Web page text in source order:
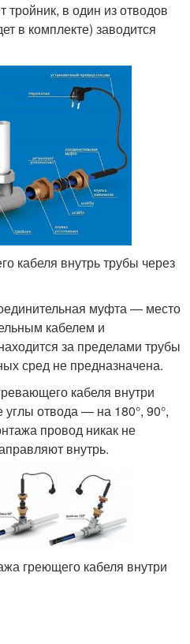
тройник, в один из отводов
в комплекте) заводится
кабеля внутрь трубы через
муфта — место
кабелем и
за пределами трубы
сред не предназначена.
кабеля внутри
отвода — на 180°, 90°,
провод никак не
внутрь.
греющего кабеля внутри